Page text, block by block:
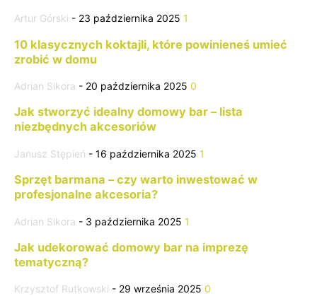
Artur Górski - 23 października 2025 1
10 klasycznych koktajli, które powinieneś umieć
zrobić w domu
Adrian Sikora - 20 października 2025 0
Jak stworzyć idealny domowy bar – lista
niezbędnych akcesoriów
Janusz Stępień - 16 października 2025 1
Sprzęt barmana – czy warto inwestować w
profesjonalne akcesoria?
Adrian Sikora - 3 października 2025 1
Jak udekorować domowy bar na imprezę
tematyczną?
Krzysztof Rutkowski - 29 września 2025 0